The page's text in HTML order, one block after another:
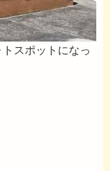
スポットになっ